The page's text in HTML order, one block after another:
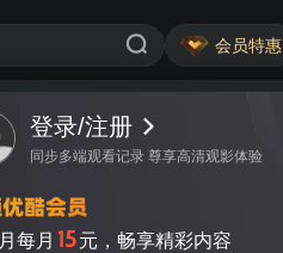
会员特惠
登录/注册
同步多端观看记录 尊享高清观影体验
月每月 15元，畅享精彩内容